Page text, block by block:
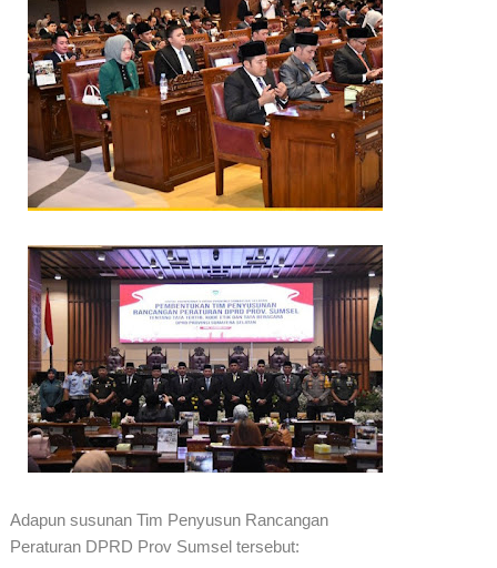
Adapun susunan Tim Penyusun Rancangan
Peraturan DPRD Prov Sumsel tersebut: